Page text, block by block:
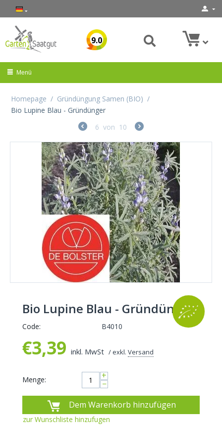
9.0
Menü
Homepage / Gründüngung Samen (BIO) /
Bio Lupine Blau - Gründünger
6 von 10
Bio Lupine Blau - Gründünger
Code: B4010
€3,39 inkl. MwSt / exkl. Versand
Menge: +
−
Dem Warenkorb hinzufügen
zur Wunschliste hinzufugen